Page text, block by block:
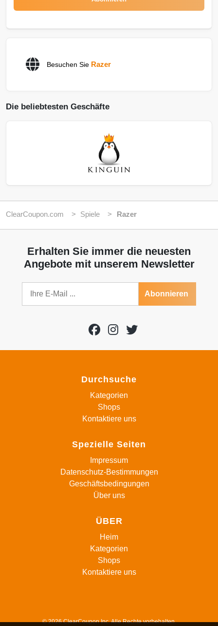
Besuchen Sie Razer
Die beliebtesten Geschäfte
ClearCoupon.com Spiele Razer
Erhalten Sie immer die neuesten
Angebote mit unserem Newsletter
Abonnieren
Durchsuche
Kategorien
Shops
Kontaktiere uns
Spezielle Seiten
Impressum
Datenschutz-Bestimmungen
Geschäftsbedingungen
Über uns
ÜBER
Heim
Kategorien
Shops
Kontaktiere uns
© 2026 ClearCoupon Inc. Alle Rechte vorbehalten.